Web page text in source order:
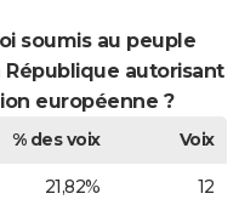
soumis au peuple
autorisant
européenne ?
% des voix
Voix
21,82% 12